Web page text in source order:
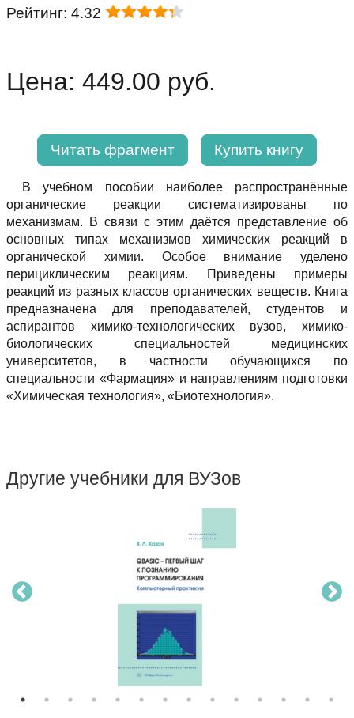
Рейтинг: 4.32
Цена: 449.00 руб.
Читать фрагмент Купить книгу
В учебном пособии наиболее распространённые
органические реакции систематизированы по
механизмам. В связи с этим даётся представление об
основных типах механизмов химических реакций в
органической химии. Особое внимание уделено
перициклическим реакциям. Приведены примеры
реакций из разных классов органических веществ. Книга
предназначена для преподавателей, студентов и
аспирантов химико-технологических вузов, химико-
биологических специальностей медицинских
университетов, в частности обучающихся по
специальности «Фармация» и направлениям подготовки
«Химическая технология», «Биотехнология».
Другие учебники для ВУЗов